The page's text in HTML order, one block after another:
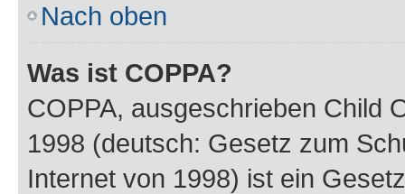
Nach oben
Was ist COPPA?
COPPA, ausgeschrieben Child
1998 (deutsch: Gesetz zum
Internet von 1998) ist ein